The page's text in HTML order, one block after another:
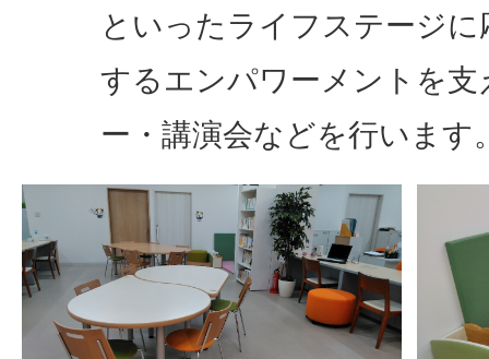
といったライフステージ
するエンパワーメントを
ー・講演会などを行います